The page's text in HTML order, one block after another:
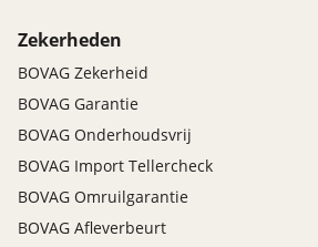
Zekerheden
BOVAG Zekerheid
BOVAG Garantie
BOVAG Onderhoudsvrij
BOVAG Import Tellercheck
BOVAG Omruilgarantie
BOVAG Afleverbeurt